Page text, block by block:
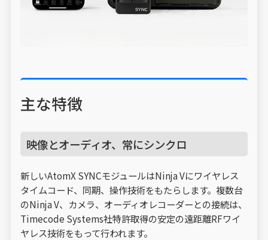
主な特徴
映像とオーディオ、常にシンクロ
新しいAtomX SYNCモジュールはNinja Vにワイヤレス
タイムコード、同期、操作技術をもたらします。複数台
のNinja V、カメラ、オーディオレコーダーとの接続は、
Timecode Systems社特許取得の安定の遠距離RFワイ
ヤレス技術をもって行われます。